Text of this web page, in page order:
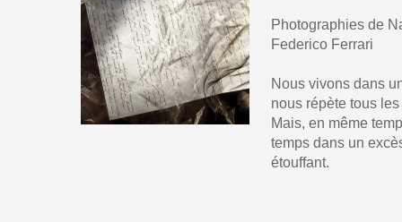
Photographies de
Federico Ferrari
Nous vivons dans
nous répète tous
Mais, en même
temps dans un
étouffant.